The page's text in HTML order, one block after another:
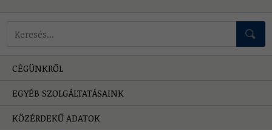
Mire keressünk?
CÉGÜNKRŐL
EGYÉB SZOLGÁLTATÁSAINK
KÖZÉRDEKŰ ADATOK